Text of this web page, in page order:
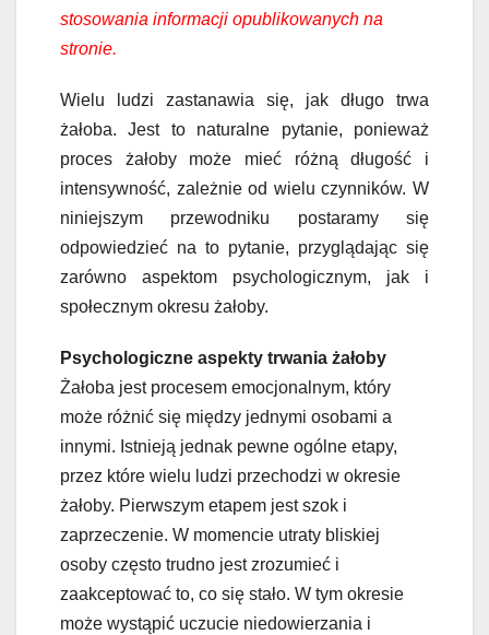
stosowania informacji opublikowanych na
stronie.
Wielu ludzi zastanawia się, jak długo trwa
żałoba. Jest to naturalne pytanie, ponieważ
proces żałoby może mieć różną długość i
intensywność, zależnie od wielu czynników. W
niniejszym przewodniku postaramy się
odpowiedzieć na to pytanie, przyglądając się
zarówno aspektom psychologicznym, jak i
społecznym okresu żałoby.
Psychologiczne aspekty trwania żałoby
Żałoba jest procesem emocjonalnym, który
może różnić się między jednymi osobami a
innymi. Istnieją jednak pewne ogólne etapy,
przez które wielu ludzi przechodzi w okresie
żałoby. Pierwszym etapem jest szok i
zaprzeczenie. W momencie utraty bliskiej
osoby często trudno jest zrozumieć i
zaakceptować to, co się stało. W tym okresie
może wystąpić uczucie niedowierzania i